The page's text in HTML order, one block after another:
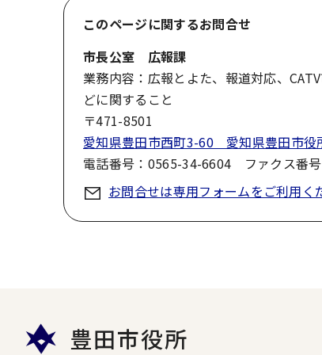
このページに関するお問合せ
市長公室 広報課
業務内容：広報とよた、報道対応、
どに関すること
〒471-8501
愛知県豊田市西町3-60 愛知県豊田市役
電話番号：0565-34-6604 ファクス番
お問合せは専用フォームをご利用く
豊田市役所